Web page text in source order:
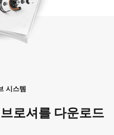
시스템
로셔를 다운로드